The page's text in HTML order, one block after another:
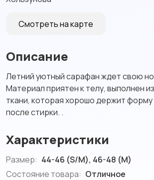
Смотреть на карте
Описание
Летний уютный сарафан ждет свою
Материал приятен к телу, выполнен
ткани, которая хорошо держит форму
после стирки. .
Характеристики
Размер: 44-46 (S/M), 46-48 (M)
Состояние товара: Отличное